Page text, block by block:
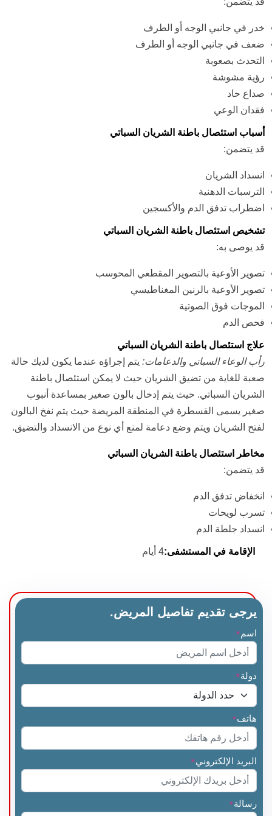
خدر في جانبي الوجه أو الطرف
ضعف في جانبي الوجه أو الطرف
التحدث بصعوبة
رؤية مشوشة
صداع حاد
فقدان الوعي
أسباب استئصال باطنة الشريان السباتي
قد يتضمن:
انسداد الشريان
الترسبات الدهنية
اضطراب تدفق الدم والأكسجين
تشخيص استئصال باطنة الشريان السباتي
قد يوصى به:
تصوير الأوعية بالتصوير المقطعي المحوسب
تصوير الأوعية بالرنين المغناطيسي
الموجات فوق الصوتية
فحص الدم
علاج استئصال باطنة الشريان السباتي
رأب الوعاء السباتي والدعامات: يتم إجراؤه عندما يكون لديك حالة
صعبة للغاية من تضيق الشريان حيث لا يمكن استئصال باطنة
الشريان السباتي. حيث يتم إدخال بالون صغير بمساعدة أنبوب
صغير يسمى القسطرة في المنطقة المريضة حيث يتم نفخ البالون
لفتح الشريان ويتم وضع دعامة لمنع أي نوع من الانسداد والتضيق.
مخاطر استئصال باطنة الشريان السباتي
قد يتضمن:
انخفاض تدفق الدم
تسرب لويحات
انسداد جلطة الدم
الإقامة في المستشفى:4 أيام
يرجى تقديم تفاصيل المريض.
اسم *
دولة*
هاتف*
البريد الإلكتروني*
رسالة*